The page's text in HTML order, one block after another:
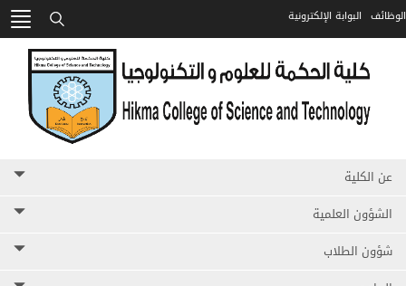
HIKMA بحث البوابة الإلكترونية الوظائف
عن الكلية
الشؤون العلمية
شؤون الطلاب